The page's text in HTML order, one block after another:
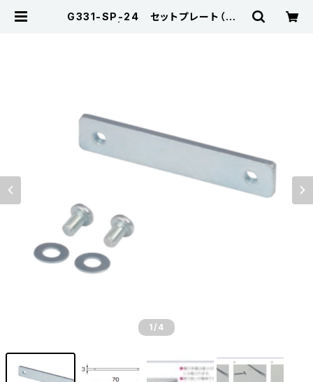
G331-SP-24 セットプレート（オプ
1 /4